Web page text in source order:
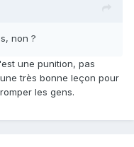
non ?
une punition, pas
très bonne leçon pour
les gens.